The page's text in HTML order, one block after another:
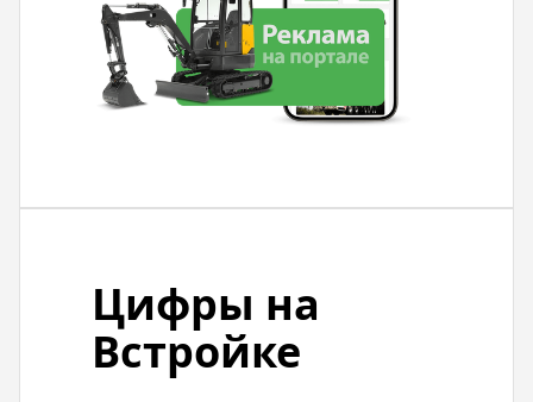
Цифры на
Встройке